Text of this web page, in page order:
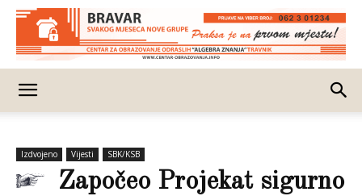
Izdvojeno Vijesti SBK/KSB
Započeo Projekat sigurno